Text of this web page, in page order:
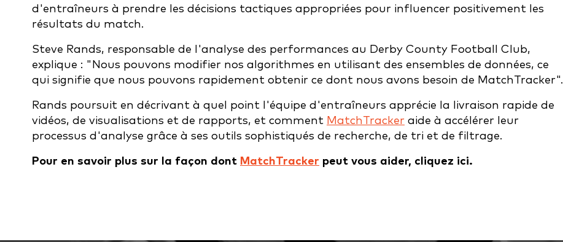
d'entraîneurs à prendre les décisions tactiques appropriées pour influencer positivement les
résultats du match.
Steve Rands, responsable de l'analyse des performances au Derby County Football Club,
explique : "Nous pouvons modifier nos algorithmes en utilisant des ensembles de données, ce
qui signifie que nous pouvons rapidement obtenir ce dont nous avons besoin de MatchTracker".
Rands poursuit en décrivant à quel point l'équipe d'entraîneurs apprécie la livraison rapide de
vidéos, de visualisations et de rapports, et comment MatchTracker aide à accélérer leur
processus d'analyse grâce à ses outils sophistiqués de recherche, de tri et de filtrage.
Pour en savoir plus sur la façon dont MatchTracker peut vous aider, cliquez ici.